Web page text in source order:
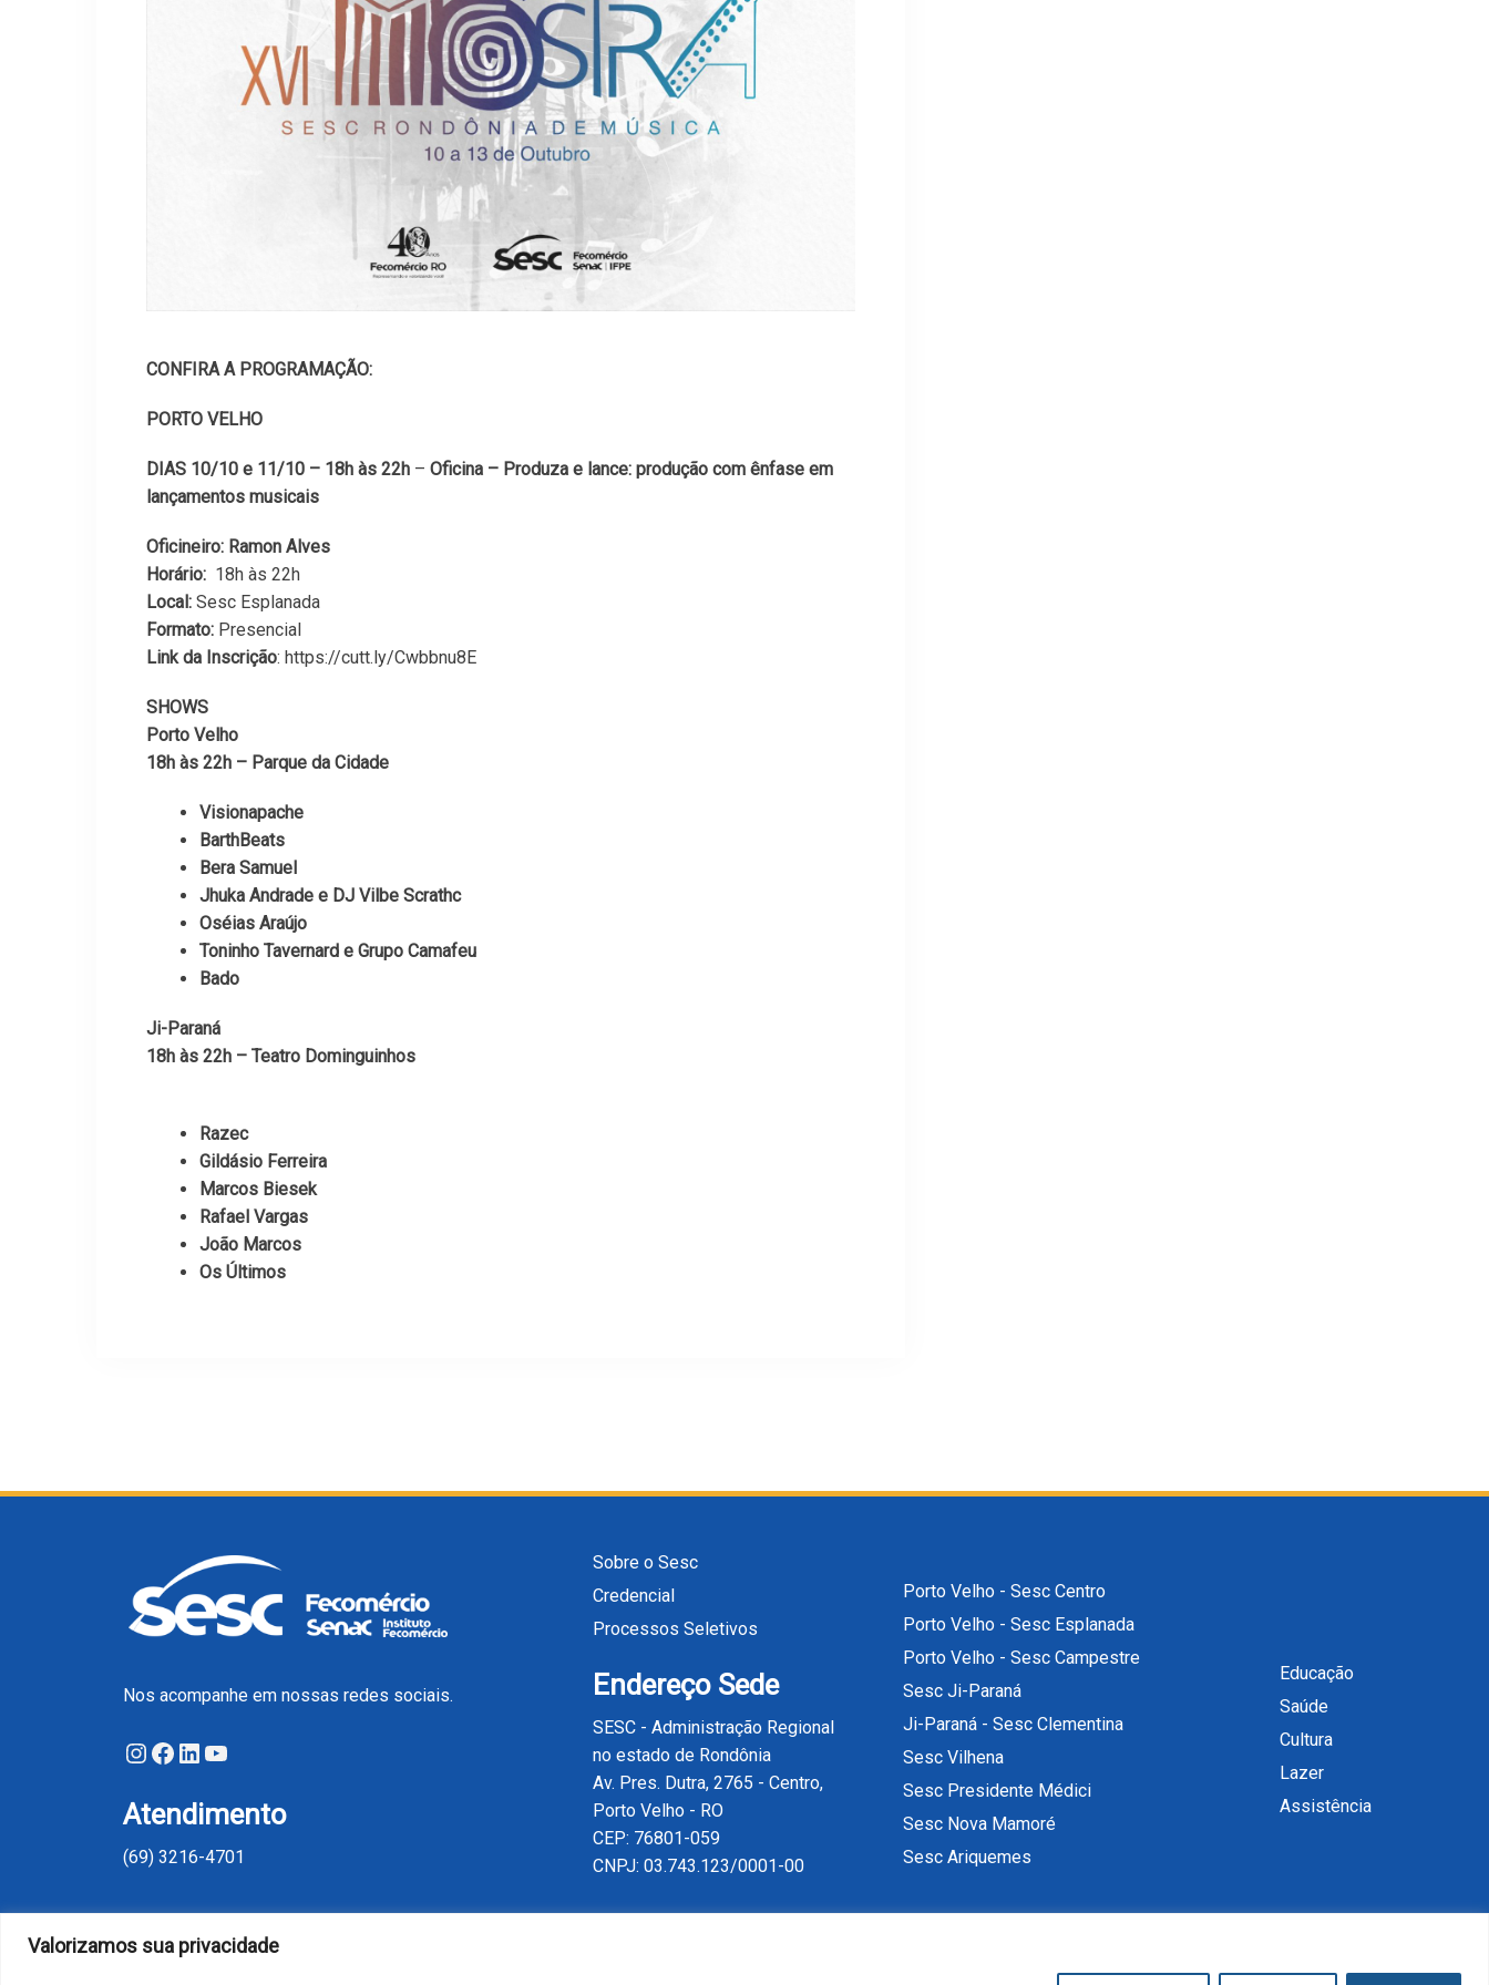
Valorizamos sua privacidade
CONFIRA A PROGRAMAÇÃO:
PORTO VELHO
DIAS 10/10 e 11/10 – 18h às 22h – Oficina – Produza e lance: produção com ênfase em
lançamentos musicais
Oficineiro: Ramon Alves
Horário: 18h às 22h
Local: Sesc Esplanada
Formato: Presencial
Link da Inscrição: https://cutt.ly/Cwbbnu8E
SHOWS
Porto Velho
18h às 22h – Parque da Cidade
Visionapache
BarthBeats
Bera Samuel
Jhuka Andrade e DJ Vilbe Scrathc
Oséias Araújo
Toninho Tavernard e Grupo Camafeu
Bado
Ji-Paraná
18h às 22h – Teatro Dominguinhos
Razec
Gildásio Ferreira
Marcos Biesek
Rafael Vargas
João Marcos
Os Últimos
Nos acompanhe em nossas redes sociais.
Instagram
Facebook
LinkedIn
Youtube
Atendimento
(69) 3216-4701
Sobre o Sesc
Credencial
Processos Seletivos
Endereço Sede
SESC - Administração Regional
no estado de Rondônia
Av. Pres. Dutra, 2765 - Centro,
Porto Velho - RO
CEP: 76801-059
CNPJ: 03.743.123/0001-00
Porto Velho - Sesc Centro
Porto Velho - Sesc Esplanada
Porto Velho - Sesc Campestre
Sesc Ji-Paraná
Ji-Paraná - Sesc Clementina
Sesc Vilhena
Sesc Presidente Médici
Sesc Nova Mamoré
Sesc Ariquemes
Educação
Saúde
Cultura
Lazer
Assistência